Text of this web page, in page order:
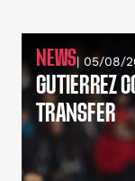
NEWS| 05/08/
GUTIERREZ
TRANSFER